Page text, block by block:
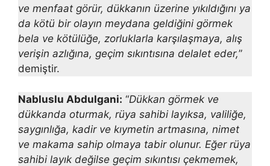
ve menfaat görür, dükkanın üzerine yıkıldığını ya
da kötü bir olayın meydana geldiğini gör­mek
bela ve kötülüğe, zorluklarla karşılaşmaya, alış
verişin azlığına, ge­çim sıkıntısına delalet eder,”
demiştir.
Nabluslu Abdulgani: “Dükkan görmek ve
dükkanda oturmak, rüya sa­hibi layıksa, valiliğe,
saygınlığa, kadir ve kıymetin artmasına, nimet
ve ma­kama sahip olmaya tabir olunur. Eğer rüya
sahibi layık değilse geçim sı­kıntısı çekmemek,